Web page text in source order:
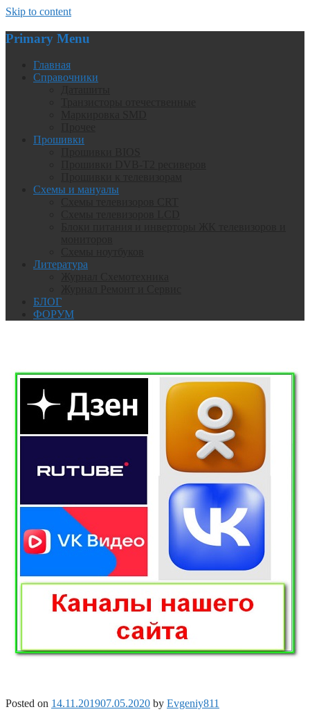
Skip to content
Primary Menu
Главная
Справочники
Прошивки
Схемы и мануалы
Литература
БЛОГ
ФОРУМ
Posted on 14.11.201907.05.2020 by Evgeniy811